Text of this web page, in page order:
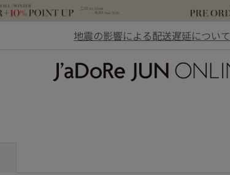
地震の影響による配送遅延について